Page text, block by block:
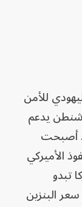
للأمن
يدعم
أصبحت
الأميركي
تبدو
البنزين